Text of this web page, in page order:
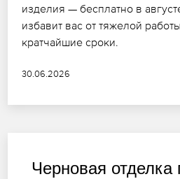
изделия — бесплатно в
избавит вас от тяжелой
кратчайшие сроки.
30.06.2026
Черновая